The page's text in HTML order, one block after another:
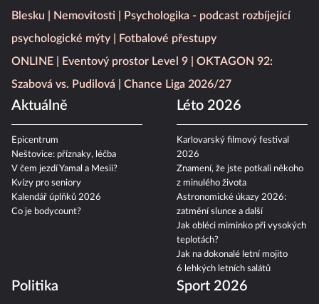
Blesku
Nemovitosti
Psychologika - podcast rozbíjející
psychologické mýty
Fotbalové přestupy
ONLINE
Eventový prostor Level 9
OKTAGON 92:
Szabová vs. Pudilová
Chance Liga 2026/27
Aktuálně
Epicentrum
Neštovice: příznaky, léčba
V čem jezdí Yamal a Mesii?
Kvízy pro seniory
Kalendář úplňků 2026
Co je bodycount?
Léto 2026
Karlovarský filmový festival
2026
Znamení, že jste potkali někoho
z minulého života
Astronomické úkazy 2026:
zatmění slunce a další
Jak obléci miminko při vysokých
teplotách?
Jak na dokonalé letní mojito
6 lehkých letních salátů
Politika Sport 2026